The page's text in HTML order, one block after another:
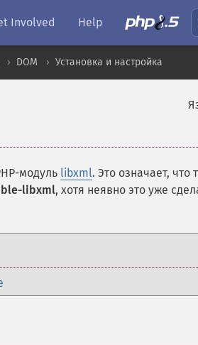
Involved Help
DOM Установка и настройка
модуль libxml. Это означает,
libxml, хотя неявно это уже